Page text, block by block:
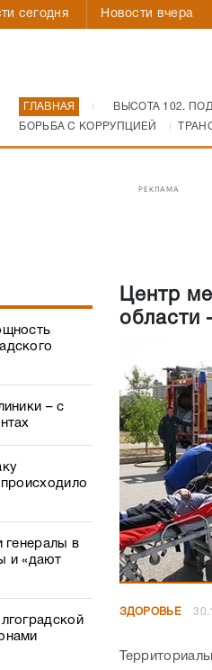
сегодня Новости вчера
ГЛАВНАЯ ВЫСОТА 102.
БОРЬБА С КОРРУПЦИЕЙ
РЕКЛАМА
– с
генералы в
и «дают
Центр
области
ЗДОРОВЬЕ